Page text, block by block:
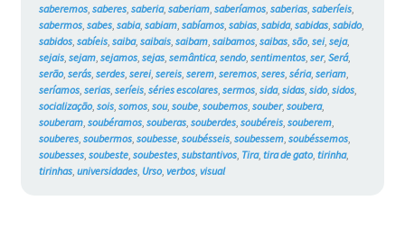
saberemos, saberes, saberia, saberiam, saberíamos, saberias, saberíeis,
sabermos, sabes, sabia, sabiam, sabíamos, sabias, sabida, sabidas, sabido,
sabidos, sabíeis, saiba, saibais, saibam, saibamos, saibas, são, sei, seja,
sejais, sejam, sejamos, sejas, semântica, sendo, sentimentos, ser, Será,
serão, serás, serdes, serei, sereis, serem, seremos, seres, séria, seriam,
seríamos, serias, seríeis, séries escolares, sermos, sida, sidas, sido, sidos,
socialização, sois, somos, sou, soube, soubemos, souber, soubera,
souberam, soubéramos, souberas, souberdes, soubéreis, souberem,
souberes, soubermos, soubesse, soubésseis, soubessem, soubéssemos,
soubesses, soubeste, soubestes, substantivos, Tira, tira de gato, tirinha,
tirinhas, universidades, Urso, verbos, visual